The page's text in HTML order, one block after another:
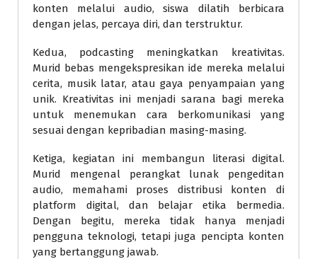
konten melalui audio, siswa dilatih berbicara
dengan jelas, percaya diri, dan terstruktur.
Kedua, podcasting meningkatkan kreativitas.
Murid bebas mengekspresikan ide mereka melalui
cerita, musik latar, atau gaya penyampaian yang
unik. Kreativitas ini menjadi sarana bagi mereka
untuk menemukan cara berkomunikasi yang
sesuai dengan kepribadian masing-masing.
Ketiga, kegiatan ini membangun literasi digital.
Murid mengenal perangkat lunak pengeditan
audio, memahami proses distribusi konten di
platform digital, dan belajar etika bermedia.
Dengan begitu, mereka tidak hanya menjadi
pengguna teknologi, tetapi juga pencipta konten
yang bertanggung jawab.